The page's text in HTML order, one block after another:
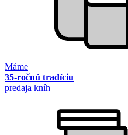
Máme
35-ročnú tradíciu
predaja kníh